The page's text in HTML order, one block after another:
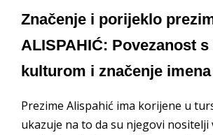
Značenje i porijeklo
ALISPAHIĆ: Povezanost
kulturom i značenje
Prezime Alispahić ima korijene u
ukazuje na to da su njegovi